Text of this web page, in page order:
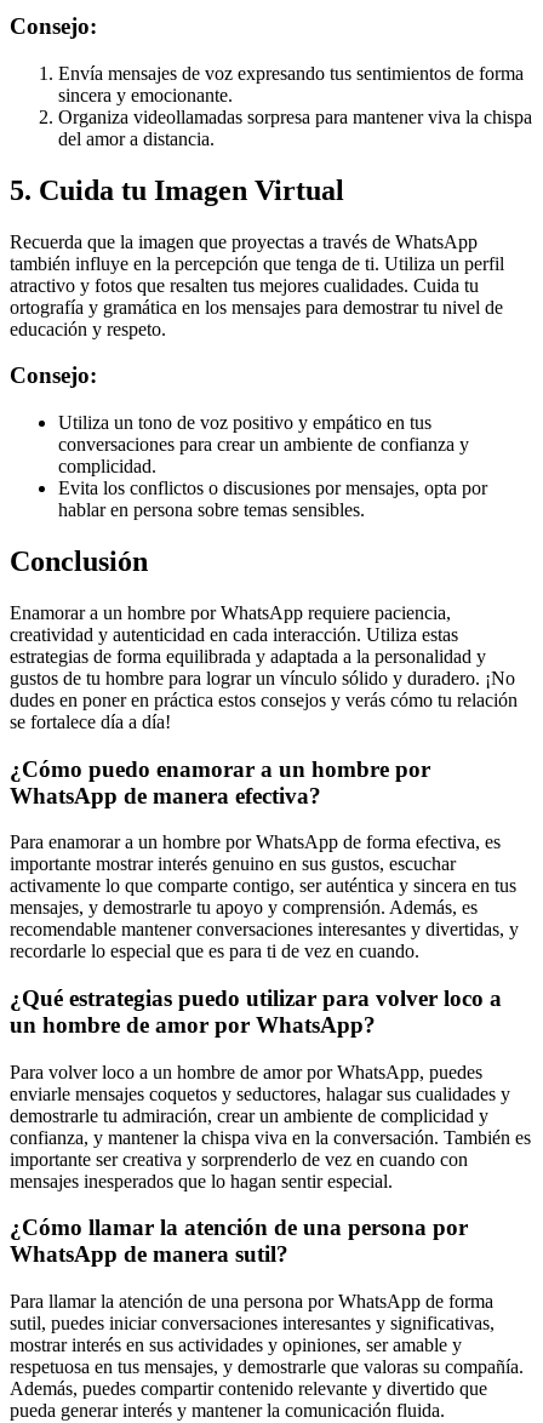
Consejo:
Envía mensajes de voz expresando tus sentimientos de forma
sincera y emocionante.
Organiza videollamadas sorpresa para mantener viva la chispa
del amor a distancia.
5. Cuida tu Imagen Virtual
Recuerda que la imagen que proyectas a través de WhatsApp
también influye en la percepción que tenga de ti. Utiliza un perfil
atractivo y fotos que resalten tus mejores cualidades. Cuida tu
ortografía y gramática en los mensajes para demostrar tu nivel de
educación y respeto.
Consejo:
Utiliza un tono de voz positivo y empático en tus
conversaciones para crear un ambiente de confianza y
complicidad.
Evita los conflictos o discusiones por mensajes, opta por
hablar en persona sobre temas sensibles.
Conclusión
Enamorar a un hombre por WhatsApp requiere paciencia,
creatividad y autenticidad en cada interacción. Utiliza estas
estrategias de forma equilibrada y adaptada a la personalidad y
gustos de tu hombre para lograr un vínculo sólido y duradero. ¡No
dudes en poner en práctica estos consejos y verás cómo tu relación
se fortalece día a día!
¿Cómo puedo enamorar a un hombre por
WhatsApp de manera efectiva?
Para enamorar a un hombre por WhatsApp de forma efectiva, es
importante mostrar interés genuino en sus gustos, escuchar
activamente lo que comparte contigo, ser auténtica y sincera en tus
mensajes, y demostrarle tu apoyo y comprensión. Además, es
recomendable mantener conversaciones interesantes y divertidas, y
recordarle lo especial que es para ti de vez en cuando.
¿Qué estrategias puedo utilizar para volver loco a
un hombre de amor por WhatsApp?
Para volver loco a un hombre de amor por WhatsApp, puedes
enviarle mensajes coquetos y seductores, halagar sus cualidades y
demostrarle tu admiración, crear un ambiente de complicidad y
confianza, y mantener la chispa viva en la conversación. También es
importante ser creativa y sorprenderlo de vez en cuando con
mensajes inesperados que lo hagan sentir especial.
¿Cómo llamar la atención de una persona por
WhatsApp de manera sutil?
Para llamar la atención de una persona por WhatsApp de forma
sutil, puedes iniciar conversaciones interesantes y significativas,
mostrar interés en sus actividades y opiniones, ser amable y
respetuosa en tus mensajes, y demostrarle que valoras su compañía.
Además, puedes compartir contenido relevante y divertido que
pueda generar interés y mantener la comunicación fluida.